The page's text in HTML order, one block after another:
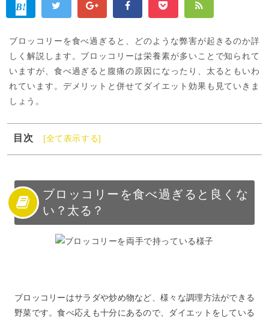
ブロッコリーを食べ過ぎると、どのような弊害が起きるのか詳
しく解説します。ブロッコリーは栄養素が多いことで知られて
いますが、食べ過ぎると腹痛の原因になったり、太るともいわ
れています。デメリットと併せてダイエット効果も見ていきま
しょう。
目次
[全て表示する]
1
ブロッコリーを食べ過ぎると良くない？太る？
3
ブロッコリーの注意点
4
ブロッコリーのダイエット効果
5
ブロッコリーの食べ過ぎまとめ
ブロッコリーを食べ過ぎると良くな
い？太る？
ブロッコリーはサラダや炒め物など、様々な調理方法ができる
野菜です。食べ応えも十分にあるので、ダイエットをしている